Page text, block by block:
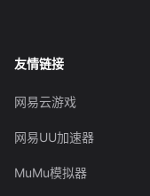
友情链接
网易云游戏
网易UU加速器
MuMu模拟器